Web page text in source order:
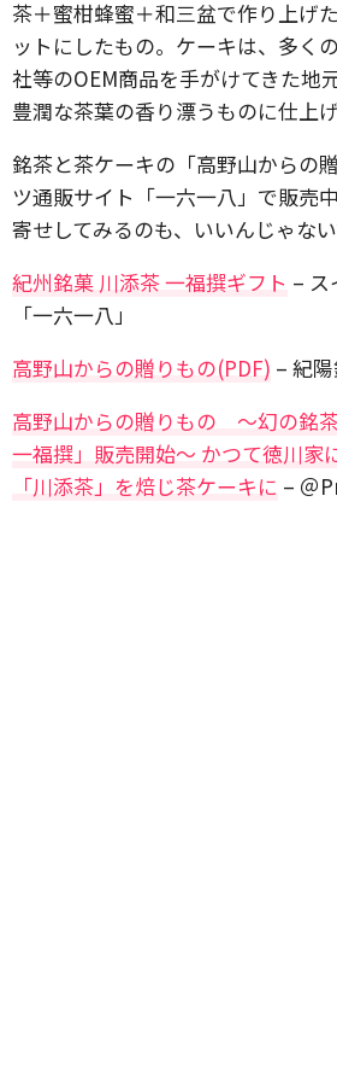
茶＋蜜柑蜂蜜＋和三盆で作り上げ
ットにしたもの。ケーキは、多く
社等のOEM商品を手がけてきた地
豊潤な茶葉の香り漂うものに仕上げ
銘茶と茶ケーキの「高野山からの
ツ通販サイト「一六一八」で販売
寄せしてみるのも、いいんじゃない
紀州銘菓 川添茶 一福撰ギフト – ス
「一六一八」
高野山からの贈りもの(PDF) – 紀
高野山からの贈りもの ～幻の銘
一福撰」販売開始～ かつて徳川家
「川添茶」を焙じ茶ケーキに – ＠